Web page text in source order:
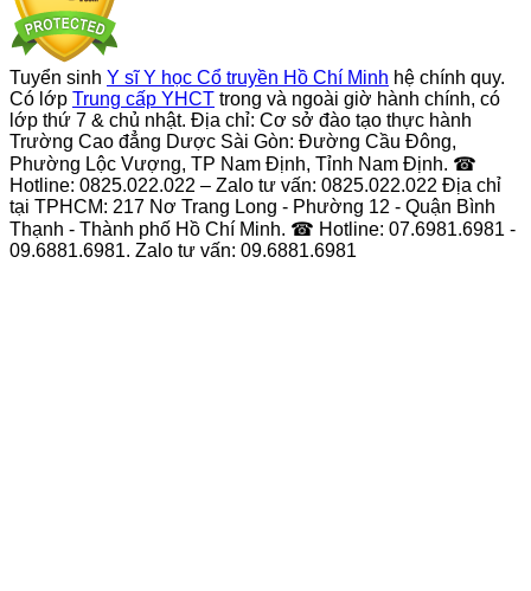
Tuyển sinh Y sĩ Y học Cổ truyền Hồ Chí Minh hệ chính quy.
Có lớp Trung cấp YHCT trong và ngoài giờ hành chính, có
lớp thứ 7 & chủ nhật. Địa chỉ: Cơ sở đào tạo thực hành
Trường Cao đẳng Dược Sài Gòn: Đường Cầu Đông,
Phường Lộc Vượng, TP Nam Định, Tỉnh Nam Định. ☎
Hotline: 0825.022.022 – Zalo tư vấn: 0825.022.022 Địa chỉ
tại TPHCM: 217 Nơ Trang Long - Phường 12 - Quận Bình
Thạnh - Thành phố Hồ Chí Minh. ☎ Hotline: 07.6981.6981 -
09.6881.6981. Zalo tư vấn: 09.6881.6981